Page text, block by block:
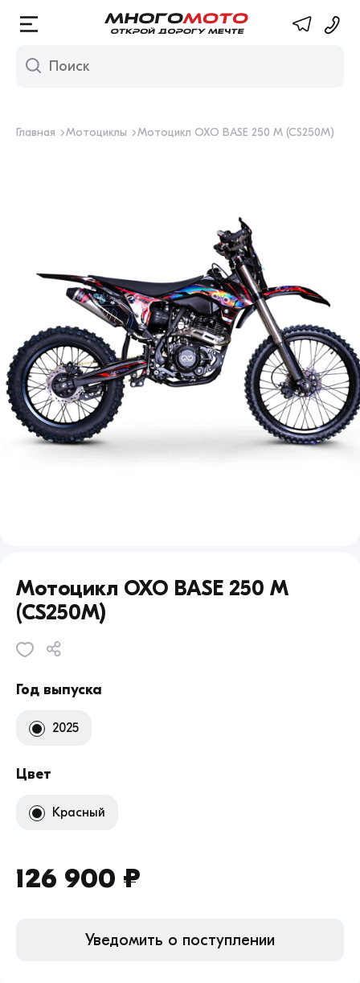
Главная Мотоциклы Мотоцикл OXO BASE 250 M (CS250M)
Мотоцикл OXO BASE 250 M
(CS250M)
Год выпуска
2025
Цвет
Красный
126 900 ₽
Уведомить о поступлении